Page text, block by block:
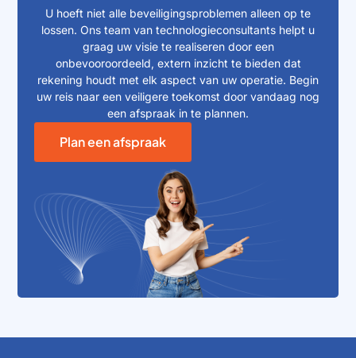
U hoeft niet alle beveiligingsproblemen alleen op te
lossen. Ons team van technologieconsultants helpt u
graag uw visie te realiseren door een
onbevooroordeeld, extern inzicht te bieden dat
rekening houdt met elk aspect van uw operatie. Begin
uw reis naar een veiligere toekomst door vandaag nog
een afspraak in te plannen.
Plan een afspraak